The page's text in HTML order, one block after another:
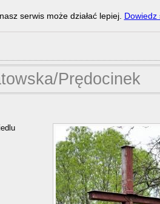
Prędocinek
serwis może działać lepiej. Dowiedz